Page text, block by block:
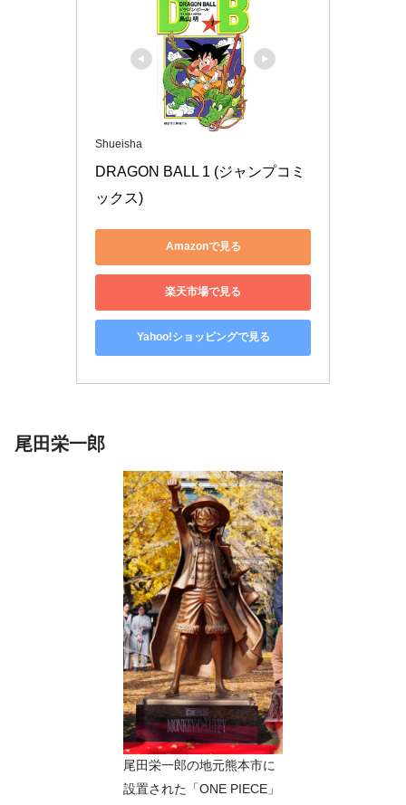
Shueisha
DRAGON BALL 1 (ジャンプコミ
ックス)
Amazonで見る
楽天市場で見る
Yahoo!ショッピングで見る
尾田栄一郎
尾田栄一郎の地元熊本市に
設置された「ONE PIECE」